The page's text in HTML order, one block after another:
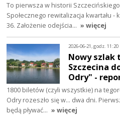
To pierwsza w historii
Społecznego rewitalizacja kwartału -
36. Założenie odejścia… » więcej
2026-06-21, godz. 11:20
Nowy szlak
Szczecina
Odry" -
1800 biletów (czyli wszystkie) na
Odry rozeszło się w... dwa dni.
będą pływać… » więcej